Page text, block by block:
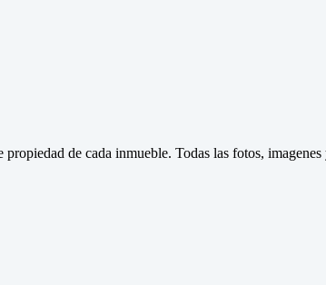
de cada inmueble. Todas las fotos,